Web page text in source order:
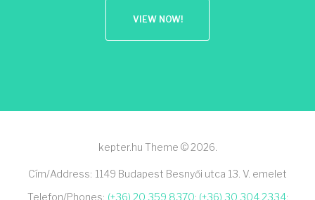
VIEW NOW!
kepter.hu Theme © 2026.
Cím/Address: 1149 Budapest Besnyői utca 13. V. emelet
Telefon/Phones: (+36) 20 359 8370; (+36) 30 304 2334;